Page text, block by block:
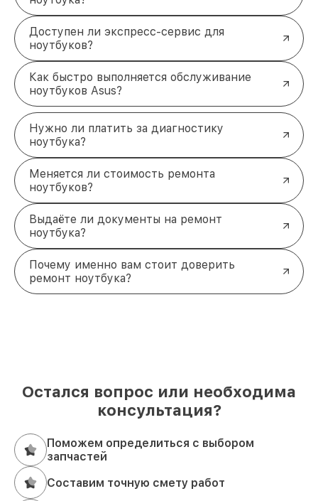
Доступен ли экспресс-сервис для
ноутбуков?
Как быстро выполняется обслуживание
ноутбуков Asus?
Нужно ли платить за диагностику
ноутбука?
Меняется ли стоимость ремонта
ноутбуков?
Выдаёте ли документы на ремонт
ноутбука?
Почему именно вам стоит доверить
ремонт ноутбука?
Остался вопрос или необходима
консультация?
Поможем определиться с выбором
запчастей
Составим точную смету работ